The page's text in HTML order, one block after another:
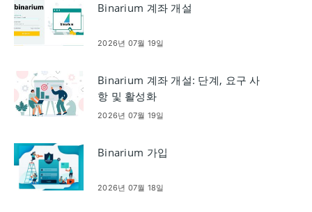
Binarium 계좌 개설
2026년 07월 19일
Binarium 계좌 개설: 단계, 요구 사
항 및 활성화
2026년 07월 19일
Binarium 가입
2026년 07월 18일